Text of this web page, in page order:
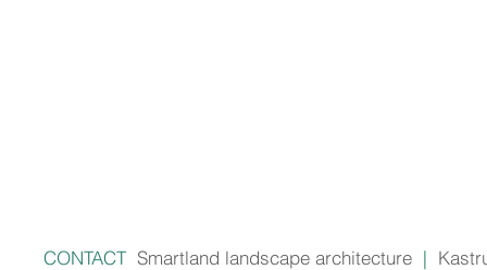
CONTACTSmartland landscape architecture |